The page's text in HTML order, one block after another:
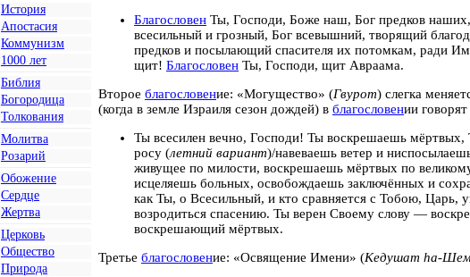
История
Апостасия
Коммунизм
1000 лет
Библия
Богородица
Толкования
Молитва
Розарий
Обожение
Сердце
Жертва
Церковь
Общество
Природа
Благословен Ты, Господи, Боже наш, Бог предков
всесильный и грозный, Бог всевышний, творящий
предков и посылающий спасителя их потомкам, ради
щит! Благословен Ты, Господи, щит Авраама.
Второе благословение: «Могущество» (Гвурот) слегка
(когда в земле Израиля сезон дождей) в благословении
Ты всесилен вечно, Господи! Ты воскрешаешь
росу (летний вариант)/навеваешь ветер и
живущее по милости, воскрешаешь мёртвых по
исцеляешь больных, освобождаешь заключённых и
как Ты, о Всесильный, и кто сравняется с Тобою,
возродиться спасению. Ты верен Своему слову —
воскрешающий мёртвых.
Третье благословение: «Освящение Имени» (Кедушат hа-